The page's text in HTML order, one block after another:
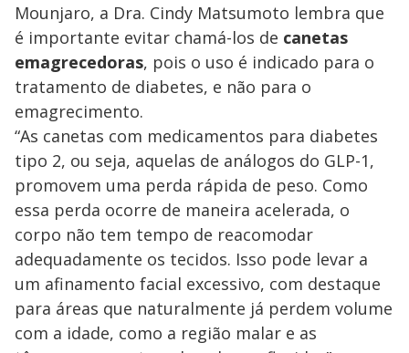
Mounjaro, a Dra. Cindy Matsumoto lembra que
é importante evitar chamá-los de canetas
emagrecedoras, pois o uso é indicado para o
tratamento de diabetes, e não para o
emagrecimento.
“As canetas com medicamentos para diabetes
tipo 2, ou seja, aquelas de análogos do GLP-1,
promovem uma perda rápida de peso. Como
essa perda ocorre de maneira acelerada, o
corpo não tem tempo de reacomodar
adequadamente os tecidos. Isso pode levar a
um afinamento facial excessivo, com destaque
para áreas que naturalmente já perdem volume
com a idade, como a região malar e as